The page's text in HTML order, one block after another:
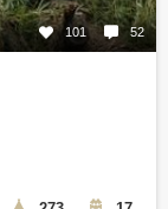
101 52